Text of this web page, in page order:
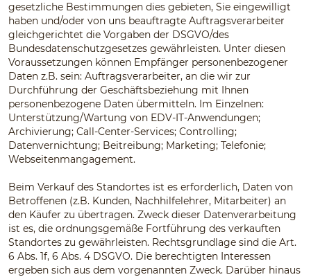
gesetzliche Bestimmungen dies gebieten, Sie eingewilligt
haben und/oder von uns beauftragte Auftragsverarbeiter
gleichgerichtet die Vorgaben der DSGVO/des
Bundesdatenschutzgesetzes gewährleisten. Unter diesen
Voraussetzungen können Empfänger personenbezogener
Daten z.B. sein: Auftragsverarbeiter, an die wir zur
Durchführung der Geschäftsbeziehung mit Ihnen
personenbezogene Daten übermitteln. Im Einzelnen:
Unterstützung/Wartung von EDV-IT-Anwendungen;
Archivierung; Call-Center-Services; Controlling;
Datenvernichtung; Beitreibung; Marketing; Telefonie;
Webseitenmangagement.
Beim Verkauf des Standortes ist es erforderlich, Daten von
Betroffenen (z.B. Kunden, Nachhilfelehrer, Mitarbeiter) an
den Käufer zu übertragen. Zweck dieser Datenverarbeitung
ist es, die ordnungsgemäße Fortführung des verkauften
Standortes zu gewährleisten. Rechtsgrundlage sind die Art.
6 Abs. 1f, 6 Abs. 4 DSGVO. Die berechtigten Interessen
ergeben sich aus dem vorgenannten Zweck. Darüber hinaus